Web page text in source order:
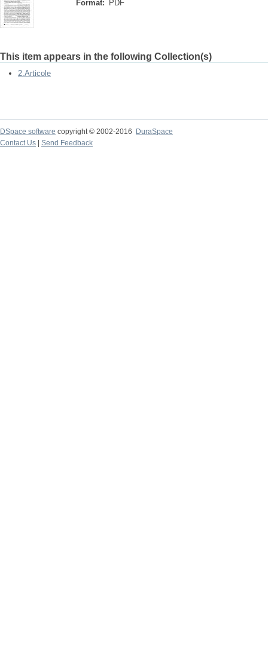
Format:
PDF
This item appears in the following Collection(s)
2.Articole
DSpace software copyright © 2002-2016
DuraSpace
Contact Us
Send Feedback